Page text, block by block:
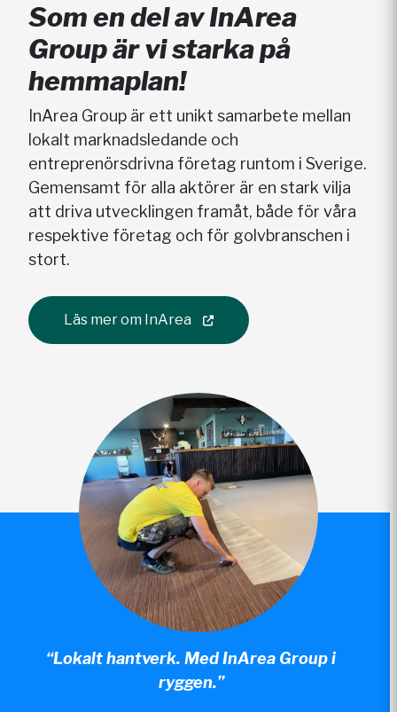
Som en del av InArea
Group är vi starka på
hemmaplan!
InArea Group är ett unikt samarbete mellan
lokalt marknadsledande och
entreprenörsdrivna företag runtom i Sverige.
Gemensamt för alla aktörer är en stark vilja
att driva utvecklingen framåt, både för våra
respektive företag och för golvbranschen i
stort.
Läs mer om InArea
“Lokalt hantverk. Med InArea Group i
ryggen.”